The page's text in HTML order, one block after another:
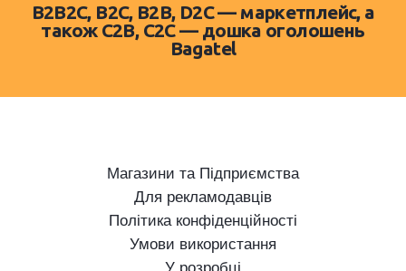
B2B2C, B2C, B2B, D2C — маркетплейс, а
також C2B, C2C — дошка оголошень
Bagatel
Магазини та Підприємства
Для рекламодавців
Політика конфіденційності
Умови використання
У розробці